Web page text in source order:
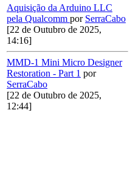
Aquisição da Arduino LLC
pela Qualcomm por SerraCabo
[22 de Outubro de 2025,
14:16]
MMD-1 Mini Micro Designer
Restoration - Part 1 por
SerraCabo
[22 de Outubro de 2025,
12:44]